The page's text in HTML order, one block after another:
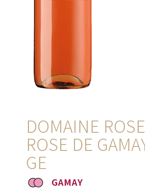
DOMAINE
ROSE DE
GE
GAMAY